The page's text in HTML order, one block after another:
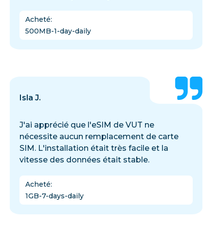
Acheté:
500MB-1-day-daily
Isla J.
J'ai apprécié que l'eSIM de VUT ne
nécessite aucun remplacement de carte
SIM. L'installation était très facile et la
vitesse des données était stable.
Acheté:
1GB-7-days-daily